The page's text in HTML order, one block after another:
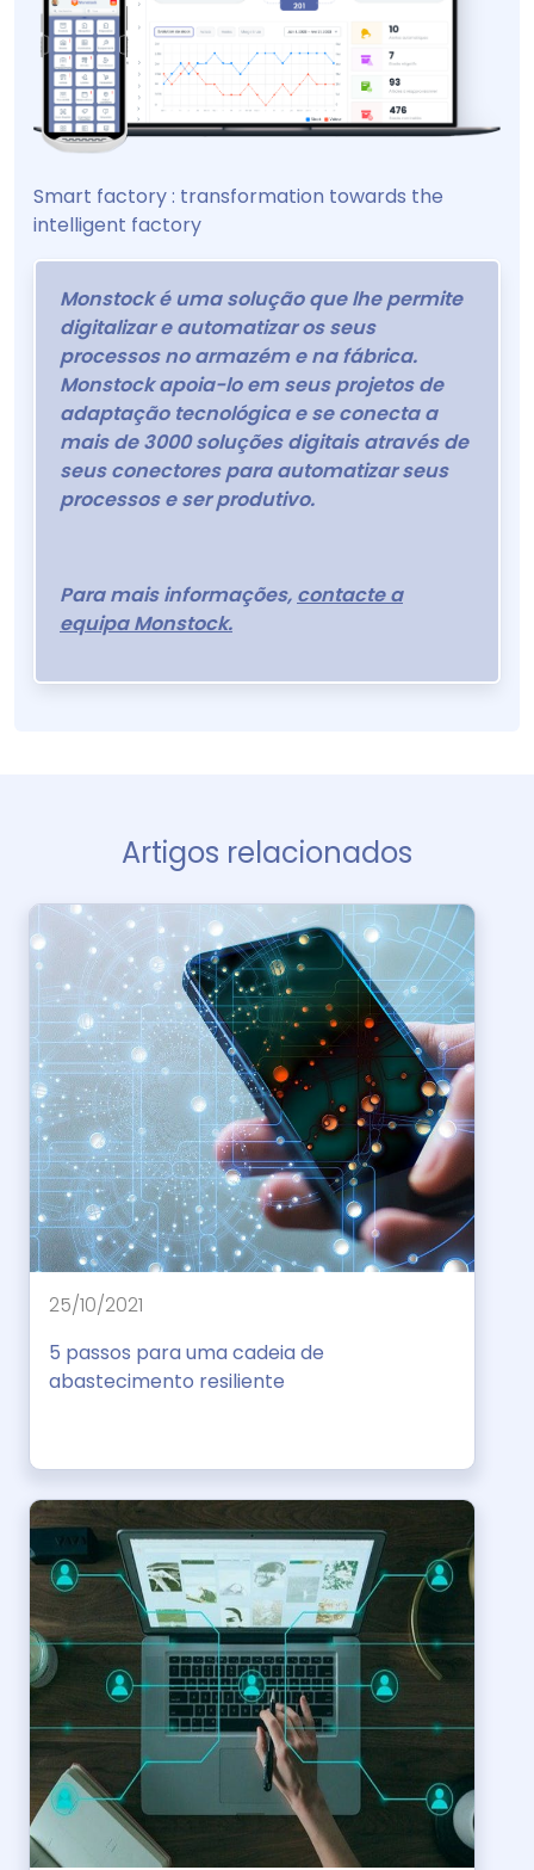
Smart factory : transformation towards the
intelligent factory
Monstock é uma solução que lhe permite
digitalizar e automatizar os seus
processos no armazém e na fábrica.
Monstock apoia-lo em seus projetos de
adaptação tecnológica e se conecta a
mais de 3000 soluções digitais através de
seus conectores para automatizar seus
processos e ser produtivo.
Para mais informações, contacte a
equipa Monstock.
Artigos relacionados
25/10/2021
5 passos para uma cadeia de
abastecimento resiliente